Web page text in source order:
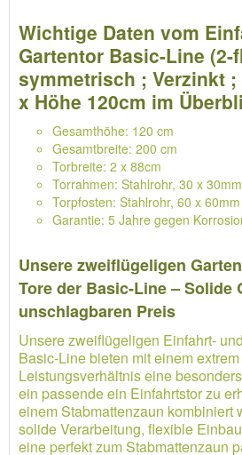
Wichtige Daten vom
Gartentor Basic-Line (2-
symmetrisch ; Verzinkt ;
x Höhe 120cm im
Gesamthöhe: 120 cm
Gesamtbreite: 200 cm
Torbreite: 2 x 88cm
Torrahmen: Stahlrohr, 30 x 30mm
Torpfosten: Stahlrohr, 60 x 60mm
Garantie: 5 Jahre gegen
Unsere zweiflügeligen
Tore der Basic-Line – Solide
unschlagbaren Preis
Unsere zweiflügeligen Einfahrt-
Basic-Line bieten mit einem
Leistungsverhältnis eine
ein passende ein Einfahrtstor zu
einem Stabmattenzaun kombiniert
solide Verarbeitung, flexible
eine perfekt zum Stabmattenzaun